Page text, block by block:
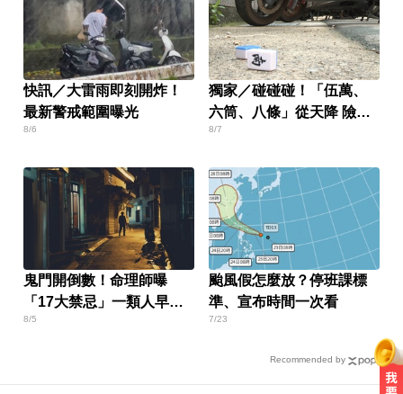
快訊／大雷雨即刻開炸！
最新警戒範圍曝光
8/6
獨家／碰碰碰！「伍萬、
六筒、八條」從天降 險砸
路過民眾
8/7
鬼門開倒數！命理師曝
「17大禁忌」一類人早點
回家
8/5
颱風假怎麼放？停班課標
準、宣布時間一次看
7/23
Recommended by